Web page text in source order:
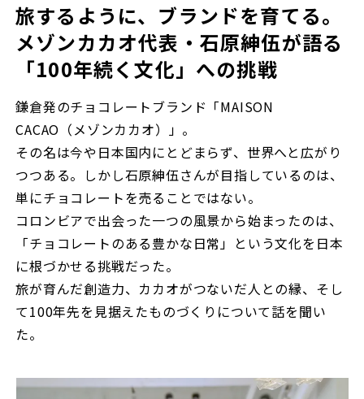
旅するように、ブランドを育てる。
メゾンカカオ代表・石原紳伍が語る
「100年続く文化」への挑戦
鎌倉発のチョコレートブランド「MAISON
CACAO（メゾンカカオ）」。
その名は今や日本国内にとどまらず、世界へと広がり
つつある。しかし石原紳伍さんが目指しているのは、
単にチョコレートを売ることではない。
コロンビアで出会った一つの風景から始まったのは、
「チョコレートのある豊かな日常」という文化を日本
に根づかせる挑戦だった。
旅が育んだ創造力、カカオがつないだ人との縁、そし
て100年先を見据えたものづくりについて話を聞い
た。